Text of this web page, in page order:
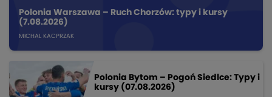
Polonia Warszawa – Ruch Chorzów: typy i kursy
(7.08.2026)
MICHAL KACPRZAK
Polonia Bytom – Pogoń Siedlce: Typy i
kursy (07.08.2026)